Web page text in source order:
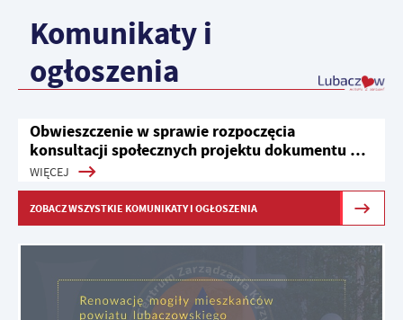
Komunikaty i
ogłoszenia
Obwieszczenie w sprawie rozpoczęcia
konsultacji społecznych projektu dokumentu pn.
Strategia Rozwoju Ponadlokalnego dla
Partnerstwa Roztocze na lata 2022-2030
WIĘCEJ
ZOBACZ WSZYSTKIE KOMUNIKATY I OGŁOSZENIA